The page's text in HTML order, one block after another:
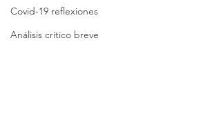
Covid-19 reflexiones
Análisis crítico breve